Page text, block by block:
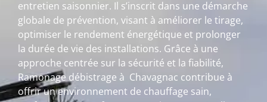
entretien saisonnier. Il s’inscrit dans une démarche
globale de prévention, visant à améliorer le tirage,
optimiser le rendement énergétique et prolonger
la durée de vie des installations. Grâce à une
approche centrée sur la sécurité et la fiabilité,
Ramonage débistrage à Chavagnac contribue à
offrir un environnement de chauffage sain,